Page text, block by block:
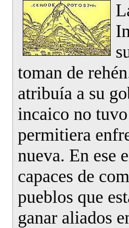
toman de
atribuía a su
incaico no
permitiera
nueva. En ese
capaces de
pueblos que
ganar aliados